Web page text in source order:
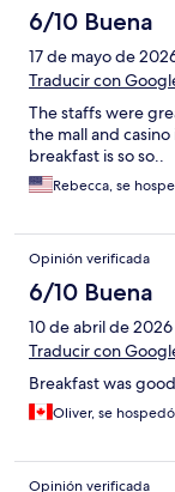
6/10 Buena
17 de mayo de
Traducir con
The staffs were
the mall and
breakfast is so so..
Rebecca, se
Opinión verificada
6/10 Buena
10 de abril de 2026
Traducir con
Breakfast was good
Oliver, se
Opinión verificada